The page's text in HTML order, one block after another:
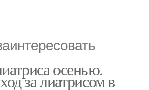
осенью.
за лиатрисом в